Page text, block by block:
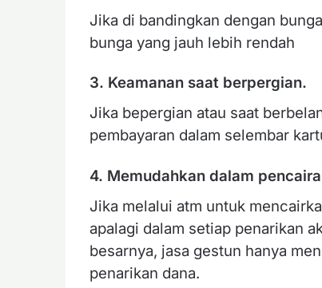
Jika di bandingkan dengan
bunga yang jauh lebih rendah
3. Keamanan saat berpergian.
Jika bepergian atau saat
pembayaran dalam selembar
4. Memudahkan dalam
Jika melalui atm untuk
apalagi dalam setiap penarikan
besarnya, jasa gestun hanya
penarikan dana.